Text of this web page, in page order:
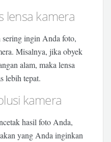
lensa kamera
ingin Anda foto,
Misalnya, jika obyek
alam, maka lensa
lebih tepat.
kamera
hasil foto Anda,
yang Anda inginkan